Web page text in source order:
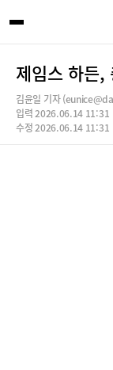
제임스 하든
김윤일 기자
입력 2026.06.14 11:31
수정 2026.06.14 11:31